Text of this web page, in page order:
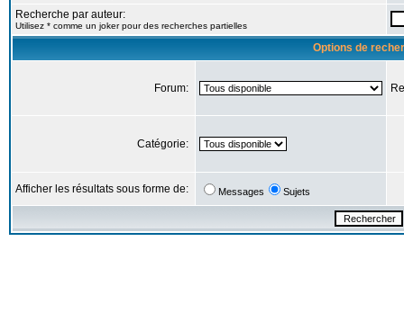
Recherche par auteur:
Utilisez * comme un joker pour des recherches partielles
Options de
Forum:
Catégorie:
Afficher les résultats sous forme de: Messages Sujets